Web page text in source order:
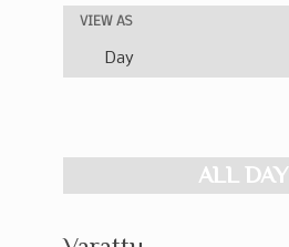
and
Views
Event
Views
VIEW AS
Day
ALL DAY